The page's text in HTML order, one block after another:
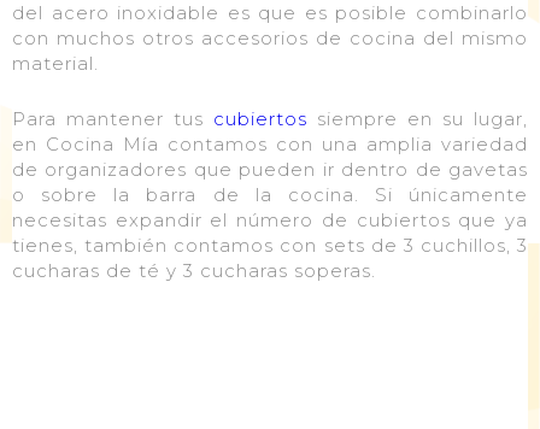
del acero inoxidable es que es posible combinarlo
con muchos otros accesorios de cocina del mismo
material.
Para mantener tus cubiertos siempre en su lugar,
en Cocina Mía contamos con una amplia variedad
de organizadores que pueden ir dentro de gavetas
o sobre la barra de la cocina. Si únicamente
necesitas expandir el número de cubiertos que ya
tienes, también contamos con sets de 3 cuchillos, 3
cucharas de té y 3 cucharas soperas.